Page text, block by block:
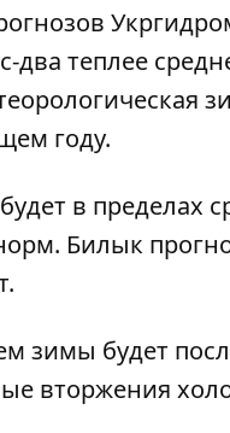
два теплее
году.
в пределах
Билык
будет
вторжения